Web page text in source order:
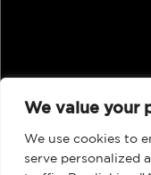
We value your
We use cookies to
serve personalized